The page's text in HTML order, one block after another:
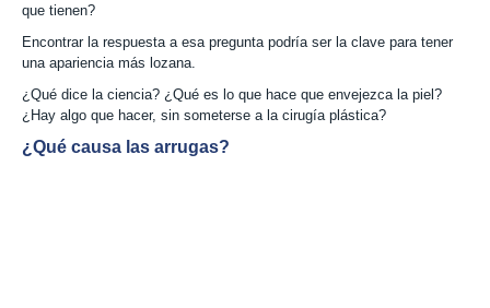
que tienen?
Encontrar la respuesta a esa pregunta podría ser la clave para tener
una apariencia más lozana.
¿Qué dice la ciencia? ¿Qué es lo que hace que envejezca la piel?
¿Hay algo que hacer, sin someterse a la cirugía plástica?
¿Qué causa las arrugas?